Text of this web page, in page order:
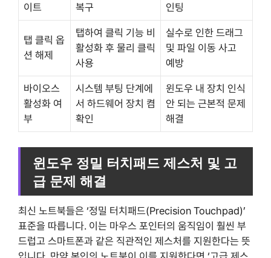
이트
복구
인팅
탭 클릭 옵
션 해제
탭하여 클릭 기능 비
활성화 후 물리 클릭
사용
실수로 인한 드래그
및 파일 이동 사고
예방
바이오스
활성화 여
부
시스템 부팅 단계에
서 하드웨어 장치 켬
확인
윈도우 내 장치 인식
안 되는 근본적 문제
해결
윈도우 정밀 터치패드 제스처 및 고
급 문제 해결
최신 노트북들은 ‘정밀 터치패드(Precision Touchpad)’
표준을 따릅니다. 이는 마우스 포인터의 움직임이 훨씬 부
드럽고 스마트폰과 같은 직관적인 제스처를 지원한다는 뜻